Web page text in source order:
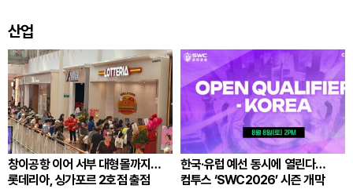
산업
창이공항 이어 서부 대형몰까지…
롯데리아, 싱가포르 2호점 출점
한국·유럽 예선 동시에 열린다…
컴투스 ‘SWC2026’ 시즌 개막